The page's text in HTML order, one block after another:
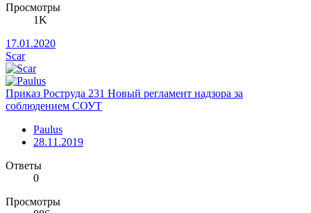
Просмотры
1K
17.01.2020
Scar
Приказ Роструда 231 Новый регламент надзора за
соблюдением СОУТ
Paulus
28.11.2019
Ответы
0
Просмотры